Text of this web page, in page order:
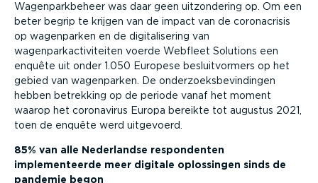
Wagenparkbeheer was daar geen uitzondering op. Om een
beter begrip te krijgen van de impact van de coronacrisis
op wagenparken en de digitalisering van
wagenparkactiviteiten voerde Webfleet Solutions een
enquête uit onder 1.050 Europese besluitvormers op het
gebied van wagenparken. De onderzoeksbevindingen
hebben betrekking op de periode vanaf het moment
waarop het coronavirus Europa bereikte tot augustus 2021,
toen de enquête werd uitgevoerd.
85% van alle Nederlandse respondenten
implementeerde meer digitale oplossingen sinds de
pandemie begon